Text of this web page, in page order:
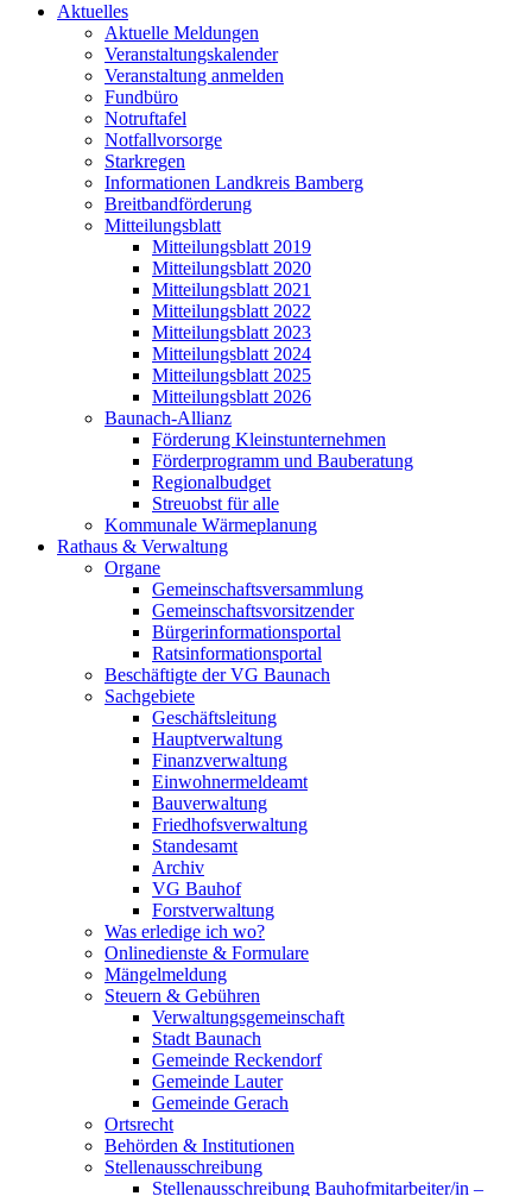
Aktuelles
Aktuelle Meldungen
Veranstaltungskalender
Veranstaltung anmelden
Fundbüro
Notruftafel
Notfallvorsorge
Starkregen
Informationen Landkreis Bamberg
Breitbandförderung
Mitteilungsblatt
Mitteilungsblatt 2019
Mitteilungsblatt 2020
Mitteilungsblatt 2021
Mitteilungsblatt 2022
Mitteilungsblatt 2023
Mitteilungsblatt 2024
Mitteilungsblatt 2025
Mitteilungsblatt 2026
Baunach-Allianz
Förderung Kleinstunternehmen
Förderprogramm und Bauberatung
Regionalbudget
Streuobst für alle
Kommunale Wärmeplanung
Rathaus & Verwaltung
Organe
Gemeinschaftsversammlung
Gemeinschaftsvorsitzender
Bürgerinformationsportal
Ratsinformationsportal
Beschäftigte der VG Baunach
Sachgebiete
Geschäftsleitung
Hauptverwaltung
Finanzverwaltung
Einwohnermeldeamt
Bauverwaltung
Friedhofsverwaltung
Standesamt
Archiv
VG Bauhof
Forstverwaltung
Was erledige ich wo?
Onlinedienste & Formulare
Mängelmeldung
Steuern & Gebühren
Verwaltungsgemeinschaft
Stadt Baunach
Gemeinde Reckendorf
Gemeinde Lauter
Gemeinde Gerach
Ortsrecht
Behörden & Institutionen
Stellenausschreibung
Stellenausschreibung Bauhofmitarbeiter/in –